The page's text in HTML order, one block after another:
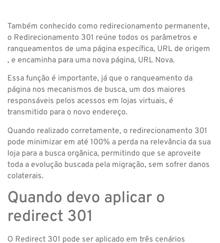
Também conhecido como redirecionamento permanente,
o Redirecionamento 301 reúne todos os parâmetros e
ranqueamentos de uma página específica, URL de origem
, e encaminha para uma nova página, URL Nova.
Essa função é importante, já que o ranqueamento da
página nos mecanismos de busca, um dos maiores
responsáveis pelos acessos em lojas virtuais, é
transmitido para o novo endereço.
Quando realizado corretamente, o redirecionamento 301
pode minimizar em até 100% a perda na relevância da sua
loja para a busca orgânica, permitindo que se aproveite
toda a evolução buscada pela migração, sem sofrer danos
colaterais.
Quando devo aplicar o
redirect 301
O Redirect 301 pode ser aplicado em três cenários